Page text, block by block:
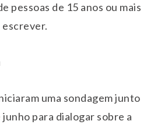
pessoas de 15 anos ou mais
escrever.
uma sondagem junto
para dialogar sobre a